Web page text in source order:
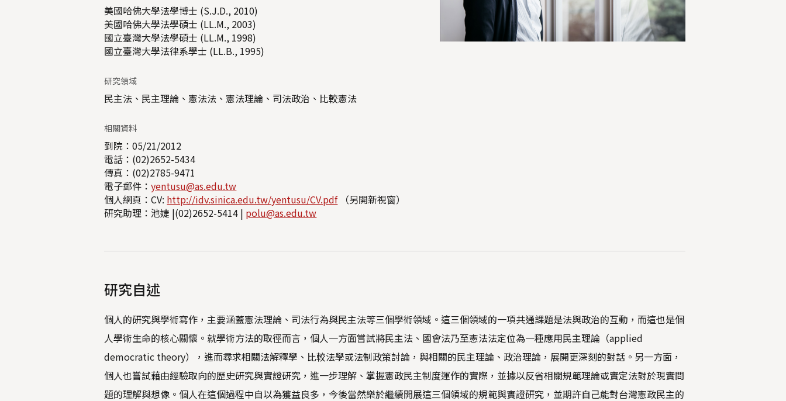
美國哈佛大學法學博士 (S.J.D., 2010)
美國哈佛大學法學碩士 (LL.M., 2003)
國立臺灣大學法學碩士 (LL.M., 1998)
國立臺灣大學法律系學士 (LL.B., 1995)
研究領域
民主法、民主理論、憲法法、憲法理論、司法政治、比較憲法
相關資料
到院：05/21/2012
電話：(02)2652-5434
傳真：(02)2785-9471
電子郵件：yentusu@as.edu.tw
個人網頁：CV: http://idv.sinica.edu.tw/yentusu/CV.pdf（另開新視窗）
研究助理：池婕 |(02)2652-5414 | polu@as.edu.tw
研究自述
個人的研究與學術寫作，主要涵蓋憲法理論、司法行為與民主法等三個學術領域。這三個領域的一項共通課題是法與政治的互動，而這也是個
人學術生命的核心關懷。就學術方法的取徑而言，個人一方面嘗試將民主法、國會法乃至憲法法定位為一種應用民主理論（applied
democratic theory），進而尋求相關法解釋學、比較法學或法制政策討論，與相關的民主理論、政治理論，展開更深刻的對話。另一方面，
個人也嘗試藉由經驗取向的歷史研究與實證研究，進一步理解、掌握憲政民主制度運作的實際，並據以反省相關規範理論或實定法對於現實問
題的理解與想像。個人在這個過程中自以為獲益良多，今後當然樂於繼續開展這三個領域的規範與實證研究，並期許自己能對台灣憲政民主的